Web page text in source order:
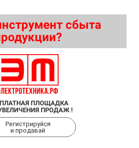
сбыта
ПЛОЩАДКА
ПРОДАЖ !
Регистрируйся
и продавай